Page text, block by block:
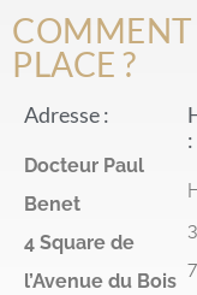
COMMENT
PLACE ?
Adresse :
Docteur Paul
Benet
4 Square de
l’Avenue du Bois
: